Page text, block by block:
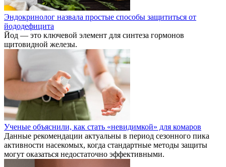
Эндокринолог назвала простые способы защититься от
йододефицита
Йод — это ключевой элемент для синтеза гормонов
щитовидной железы.
Ученые объяснили, как стать «невидимкой» для комаров
Данные рекомендации актуальны в период сезонного пика
активности насекомых, когда стандартные методы защиты
могут оказаться недостаточно эффективными.